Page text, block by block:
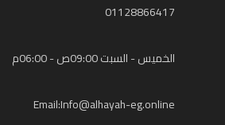
01128866417⁩
الخميس - السبت 09:00ص - 06:00م
Email:Info@alhayah-eg.online